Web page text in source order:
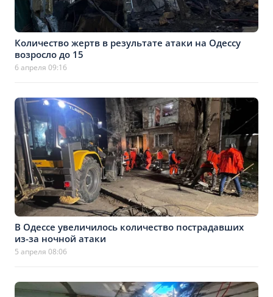
Количество жертв в результате атаки на Одессу
возросло до 15
6 апреля 09:16
В Одессе увеличилось количество пострадавших
из-за ночной атаки
5 апреля 08:06